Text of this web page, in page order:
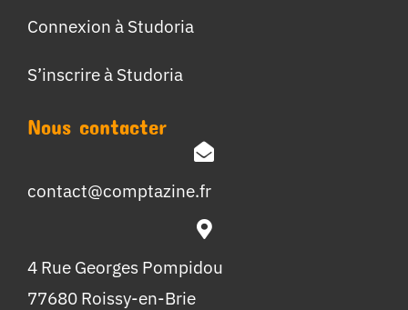
Connexion à Studoria
S’inscrire à Studoria
Nous contacter
contact@comptazine.fr
4 Rue Georges Pompidou
77680 Roissy-en-Brie